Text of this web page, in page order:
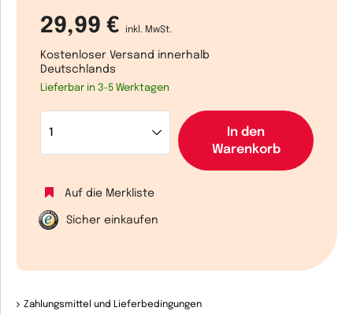
29,99 € inkl. MwSt.
Kostenloser Versand innerhalb
Deutschlands
Lieferbar in 3-5 Werktagen
In den
Warenkorb
Auf die Merkliste
Sicher einkaufen
Zahlungsmittel und Lieferbedingungen